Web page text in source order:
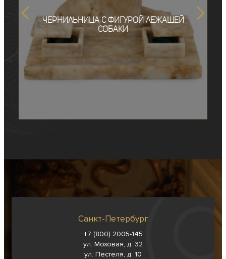
Чернильница с фигурой лежащей
собаки
Санкт-Петербург
+7 (800) 2005-145
ул. Моховая, д. 32
ул. Пестеля, д. 10